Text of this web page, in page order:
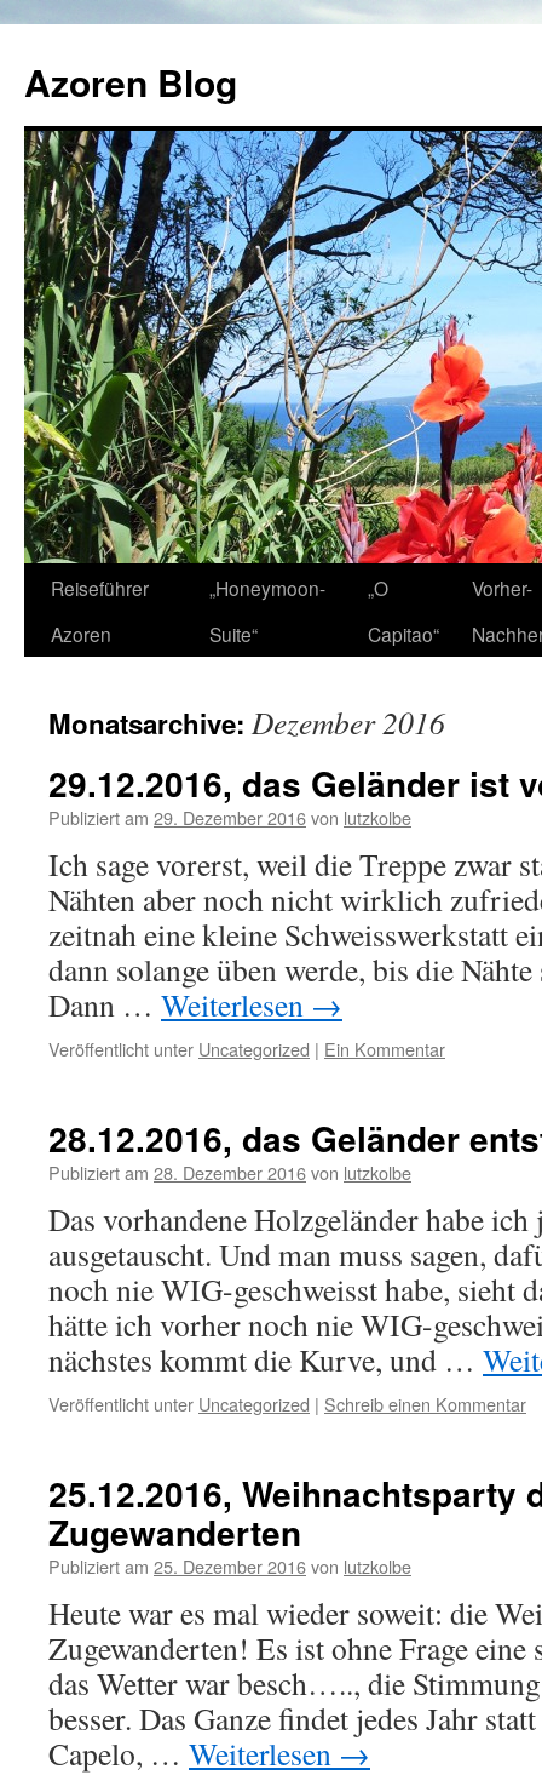
Azoren Blog
Zum
Inhalt
Reiseführer
Azoren
„Honeymoon-
Suite“
„O
Capitao“
Vorher-
Monatsarchive: Dezember 2016
29.12.2016, das Geländer ist
Publiziert am 29. Dezember 2016von lutzkolbe
Ich sage vorerst, weil die Treppe zwar
Nähten aber noch nicht wirklich
zeitnah eine kleine Schweisswerkstatt
dann solange üben werde, bis die
Dann … Weiterlesen →
Veröffentlicht unter Uncategorized | Ein Kommentar
28.12.2016, das Geländer
Publiziert am 28. Dezember 2016von lutzkolbe
Das vorhandene Holzgeländer habe ich
ausgetauscht. Und man muss sagen,
noch nie WIG-geschweisst habe, sieht
hätte ich vorher noch nie WIG-
nächstes kommt die Kurve, und …
Veröffentlicht unter Uncategorized | Schreib einen Kommentar
25.12.2016, Weihnachtsparty
Zugewanderten
Publiziert am 25. Dezember 2016von lutzkolbe
Heute war es mal wieder soweit: die
Zugewanderten! Es ist ohne Frage
das Wetter war besch….., die
besser. Das Ganze findet jedes Jahr
Capelo, … Weiterlesen →